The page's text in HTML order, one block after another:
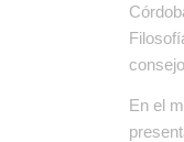
En el